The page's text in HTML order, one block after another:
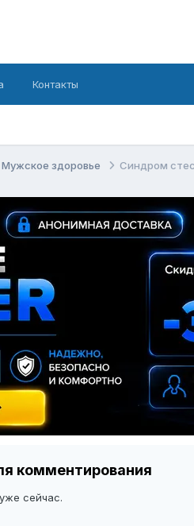
Контакты
Мужское здоровье Синдром
комментирования
сейчас.